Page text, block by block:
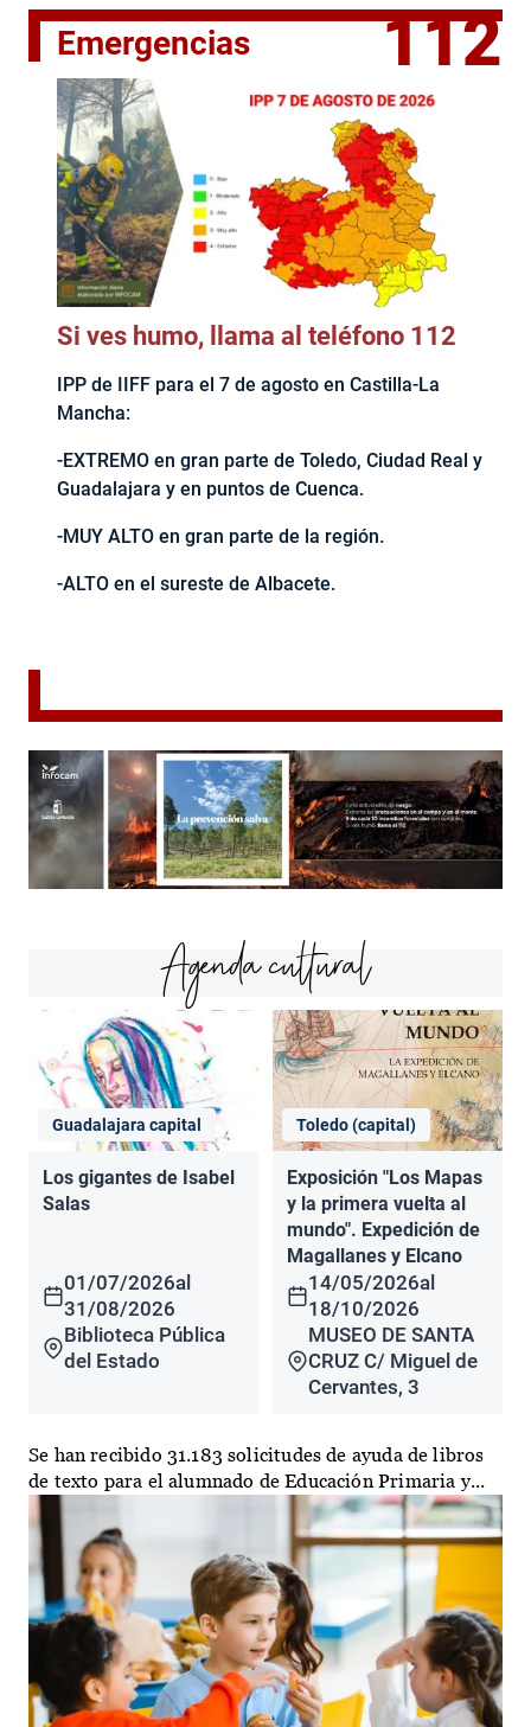
Emergencias 112
Si ves humo, llama al teléfono 112
IPP de IIFF para el 7 de agosto en Castilla-La
Mancha:
-EXTREMO en gran parte de Toledo, Ciudad Real y
Guadalajara y en puntos de Cuenca.
-MUY ALTO en gran parte de la región.
-ALTO en el sureste de Albacete.
Agenda cultural
Guadalajara capital
Los gigantes de Isabel
Salas
01/07/2026al
31/08/2026
Biblioteca Pública
del Estado
Toledo (capital)
Exposición "Los Mapas
y la primera vuelta al
mundo". Expedición de
Magallanes y Elcano
14/05/2026al
18/10/2026
MUSEO DE SANTA
CRUZ C/ Miguel de
Cervantes, 3
Se han recibido 31.183 solicitudes de ayuda de libros
de texto para el alumnado de Educación Primaria y...